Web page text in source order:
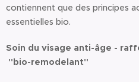
contiennent que des principes
essentielles bio.
Soin du visage anti-
"bio-remodelant"